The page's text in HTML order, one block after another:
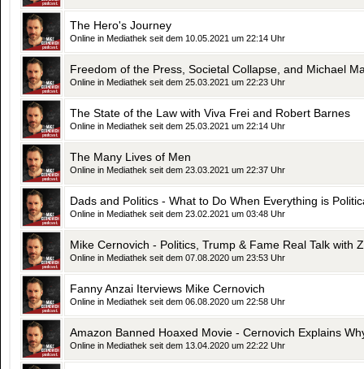
The Hero's Journey
Online in Mediathek seit dem 10.05.2021 um 22:14 Uhr
Freedom of the Press, Societal Collapse, and Michael
Online in Mediathek seit dem 25.03.2021 um 22:23 Uhr
The State of the Law with Viva Frei and Robert Barnes
Online in Mediathek seit dem 25.03.2021 um 22:14 Uhr
The Many Lives of Men
Online in Mediathek seit dem 23.03.2021 um 22:37 Uhr
Dads and Politics - What to Do When Everything is
Online in Mediathek seit dem 23.02.2021 um 03:48 Uhr
Mike Cernovich - Politics, Trump & Fame Real Talk with
Online in Mediathek seit dem 07.08.2020 um 23:53 Uhr
Fanny Anzai Iterviews Mike Cernovich
Online in Mediathek seit dem 06.08.2020 um 22:58 Uhr
Amazon Banned Hoaxed Movie - Cernovich Explains
Online in Mediathek seit dem 13.04.2020 um 22:22 Uhr